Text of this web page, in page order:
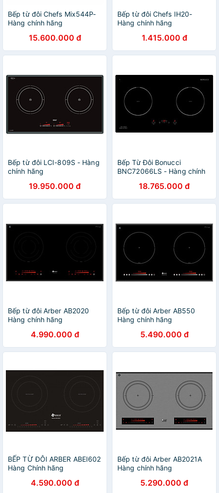
Bếp từ đôi Chefs Mix544P-
Hàng chính hãng
15.600.000 đ
Bếp từ đôi Chefs IH20-
Hàng chính hãng
1.415.000 đ
Bếp từ đôi LCI-809S - Hàng
chính hãng
19.950.000 đ
Bếp Từ Đôi Bonucci
BNC72066LS - Hàng chính
18.765.000 đ
Bếp từ đôi Arber AB2020
Hàng chính hãng
4.990.000 đ
Bếp từ đôi Arber AB550
Hàng chính hãng
5.490.000 đ
BẾP TỪ ĐÔI ARBER ABEI602
Hàng Chính hãng
4.590.000 đ
Bếp từ đôi Arber AB2021A
Hàng chính hãng
5.290.000 đ